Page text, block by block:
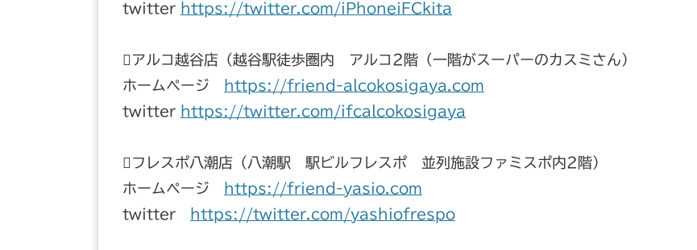
twitter https://twitter.com/iPhoneiFCkita
アルコ越谷店（越谷駅徒歩圏内 アルコ2階（一階がスーパーのカスミさん）
ホームページ
https://friend-alcokosigaya.com
twitter https://twitter.com/ifcalcokosigaya
フレスポ八潮店（八潮駅 駅ビルフレスポ 並列施設ファミスポ内2階）
ホームページ
https://friend-yasio.com
twitter
https://twitter.com/yashiofrespo